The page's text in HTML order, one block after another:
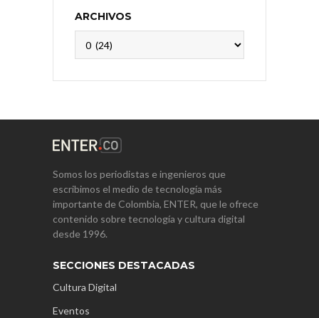
ARCHIVOS
Somos los periodistas e ingenieros que
escribimos el medio de tecnología más
importante de Colombia, ENTER, que le ofrece
contenido sobre tecnología y cultura digital
desde 1996.
SECCIONES DESTACADAS
Cultura Digital
Eventos